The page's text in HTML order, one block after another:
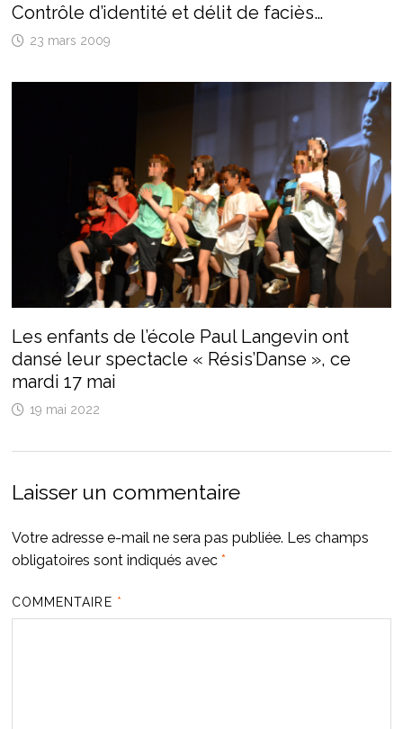
Contrôle d’identité et délit de faciès…
23 mars 2009
Les enfants de l’école Paul Langevin ont
dansé leur spectacle « Résis’Danse », ce
mardi 17 mai
19 mai 2022
Laisser un commentaire
Votre adresse e-mail ne sera pas publiée. Les champs
obligatoires sont indiqués avec *
COMMENTAIRE *